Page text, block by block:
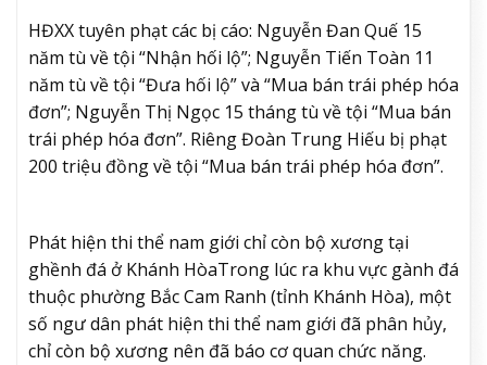
HĐXX tuyên phạt các bị cáo: Nguyễn Đan Quế 15
năm tù về tội “Nhận hối lộ”; Nguyễn Tiến Toàn 11
năm tù về tội “Đưa hối lộ” và “Mua bán trái phép hóa
đơn”; Nguyễn Thị Ngọc 15 tháng tù về tội “Mua bán
trái phép hóa đơn”. Riêng Đoàn Trung Hiếu bị phạt
200 triệu đồng về tội “Mua bán trái phép hóa đơn”.
Phát hiện thi thể nam giới chỉ còn bộ xương tại
ghềnh đá ở Khánh HòaTrong lúc ra khu vực gành đá
thuộc phường Bắc Cam Ranh (tỉnh Khánh Hòa), một
số ngư dân phát hiện thi thể nam giới đã phân hủy,
chỉ còn bộ xương nên đã báo cơ quan chức năng.